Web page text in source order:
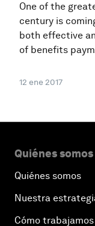
One of the
century is
both effective
of benefits
12 ene 2017
Quiénes somos
Quiénes somos
Nuestra
Cómo trabajamos